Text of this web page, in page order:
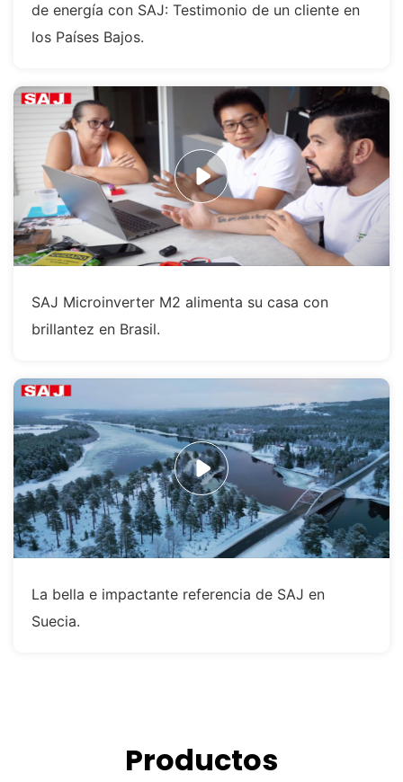
de energía con SAJ: Testimonio de un cliente en
los Países Bajos.
SAJ Microinverter M2 alimenta su casa con
brillantez en Brasil.
La bella e impactante referencia de SAJ en
Suecia.
Productos